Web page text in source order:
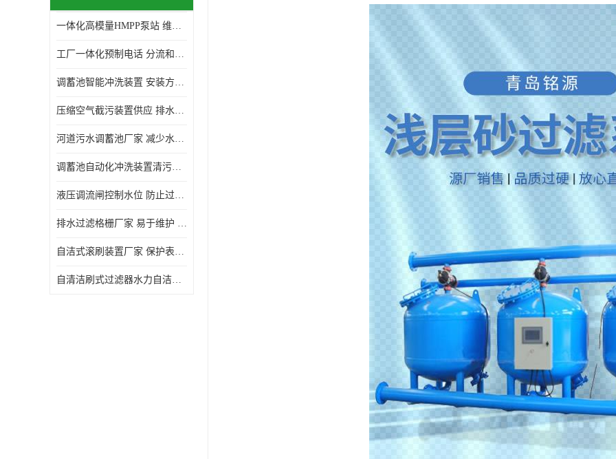
一体化高模量HMPP泵站 维护方便 实现远距离输送
工厂一体化预制电话 分流和调节 可以截留固体废物
调蓄池智能冲洗装置 安装方便 多种喷洒模式
压缩空气截污装置供应 排水功能 控制地下水位的升降
河道污水调蓄池厂家 减少水污染 防止异味和污染
调蓄池自动化冲洗装置清污装置 维护方便 节约水资源
液压调流闸控制水位 防止过载 适应流量变化的要求
排水过滤格栅厂家 易于维护 保持栅条通畅
自洁式滚刷装置厂家 保护表面 节省能源
自清洁刷式过滤器水力自洁式滚刷 重量轻 使用寿命长